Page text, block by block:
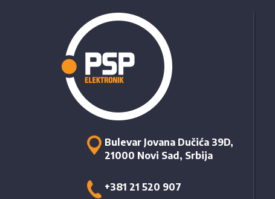
Bulevar Jovana Dučića 39D,
21000 Novi Sad, Srbija
+381 21 520 907